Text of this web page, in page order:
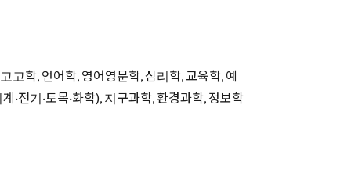
고학, 언어학, 영어영문학, 심리학, 교육학, 예
·전기·토목·화학), 지구과학, 환경과학, 정보학